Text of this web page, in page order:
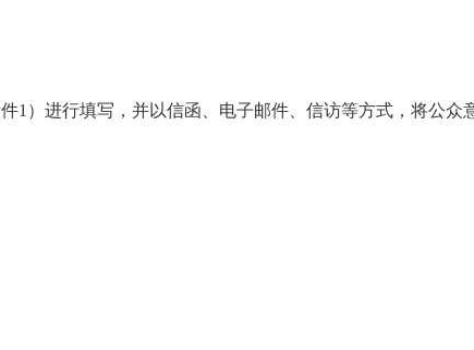
1 ）进行填写， 并以信函、电子邮件、信访等方式，将公众